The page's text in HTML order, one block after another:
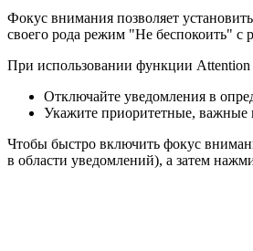
Фокус внимания позволяет
своего рода режим "Не беспокоить"
При использовании функции
Отключайте уведомления в
Укажите приоритетные, важные
Чтобы быстро включить фокус
в области уведомлений), а затем